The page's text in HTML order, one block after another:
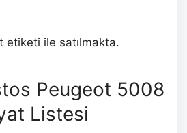
etiketi ile satılmakta.
Peugeot 5008
Listesi